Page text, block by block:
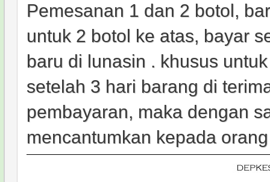
Pemesanan 1 dan 2 botol,
untuk 2 botol ke atas, bayar
baru di lunasin . khusus
setelah 3 hari barang di
pembayaran, maka dengan
mencantumkan kepada